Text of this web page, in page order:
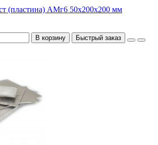
(пластина) АМг6 50х200х200 мм
В корзину Быстрый заказ